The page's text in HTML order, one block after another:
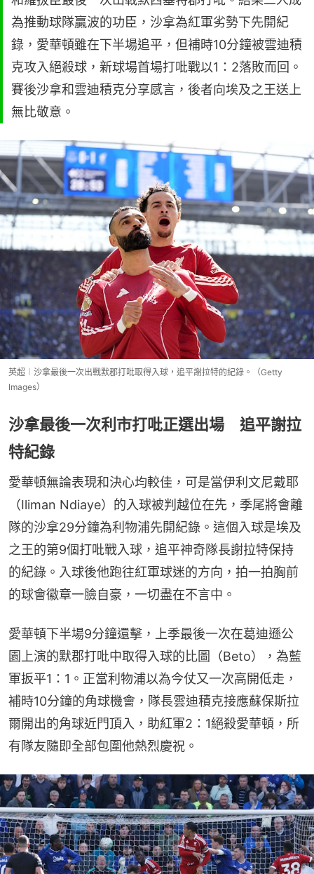
為推動球隊贏波的功臣，沙拿為紅軍劣勢下先開紀
錄，愛華頓雖在下半場追平，但補時10分鐘被雲迪積
克攻入絕殺球，新球場首場打吡戰以1：2落敗而回。
賽後沙拿和雲迪積克分享感言，後者向埃及之王送上
無比敬意。
英超︱沙拿最後一次出戰默郡打吡取得入球，追平謝拉特的紀錄。（Getty
Images）
沙拿最後一次利市打吡正選出場 追平謝拉
特紀錄
愛華頓無論表現和決心均較佳，可是當伊利文尼戴耶
（Iliman Ndiaye）的入球被判越位在先，季尾將會離
隊的沙拿29分鐘為利物浦先開紀錄。這個入球是埃及
之王的第9個打吡戰入球，追平神奇隊長謝拉特保持
的紀錄。入球後他跑往紅軍球迷的方向，拍一拍胸前
的球會徽章一臉自豪，一切盡在不言中。
愛華頓下半場9分鐘還擊，上季最後一次在葛迪遜公
園上演的默郡打吡中取得入球的比圖（Beto），為藍
軍扳平1：1。正當利物浦以為今仗又一次高開低走，
補時10分鐘的角球機會，隊長雲迪積克接應蘇保斯拉
爾開出的角球近門頂入，助紅軍2：1絕殺愛華頓，所
有隊友隨即全部包圍他熱烈慶祝。